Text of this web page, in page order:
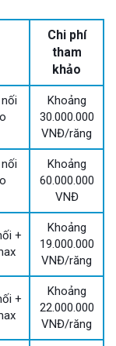
Chi phí
tham
khảo
Khoảng
30.000.000
VNĐ/răng
Khoảng
60.000.000
VNĐ
+
Khoảng
19.000.000
VNĐ/răng
+
Khoảng
22.000.000
VNĐ/răng